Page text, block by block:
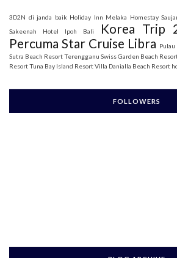
3D2N di janda baik Holiday Inn Melaka Homestay
Sakeenah
Hotel Ipoh Bali Korea Trip
Percuma Star Cruise Libra
Sutra Beach Resort Terengganu Swiss Garden Beach
ResortTuna Bay Island ResortVilla Danialla Beach Resort
FOLLOWERS